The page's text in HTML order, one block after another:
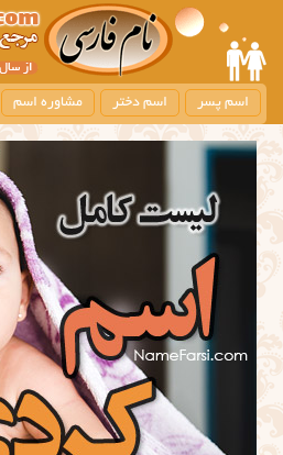
m
i
c
n
t
اسم پسر اسم دختر مشاوره اسم